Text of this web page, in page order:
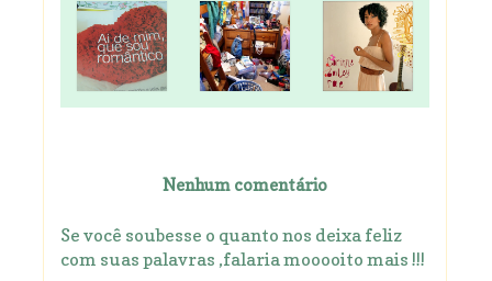
Nenhum comentário
Se você soubesse o quanto nos deixa feliz
com suas palavras ,falaria mooooito mais !!!